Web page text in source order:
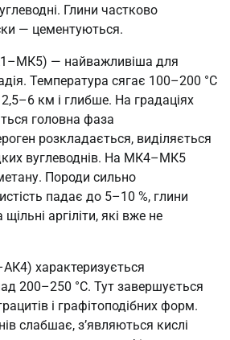
Глини частково
— цементуються.
— найважливіша для
Температура сягає 100–200 °C
км і глибше. На градаціях
головна фаза
розкладається, виділяється
вуглеводнів. На МК4–МК5
Породи сильно
падає до 5–10 %, глини
аргіліти, які вже не
характеризується
200–250 °C. Тут завершується
і графітоподібних форм.
слабшає, з’являються кислі